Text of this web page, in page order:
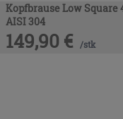
Kopfbrause Low
AISI 304
149,90 € /stk